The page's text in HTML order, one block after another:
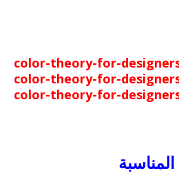
color-theory-for-
color-theory-for-
color-theory-for-